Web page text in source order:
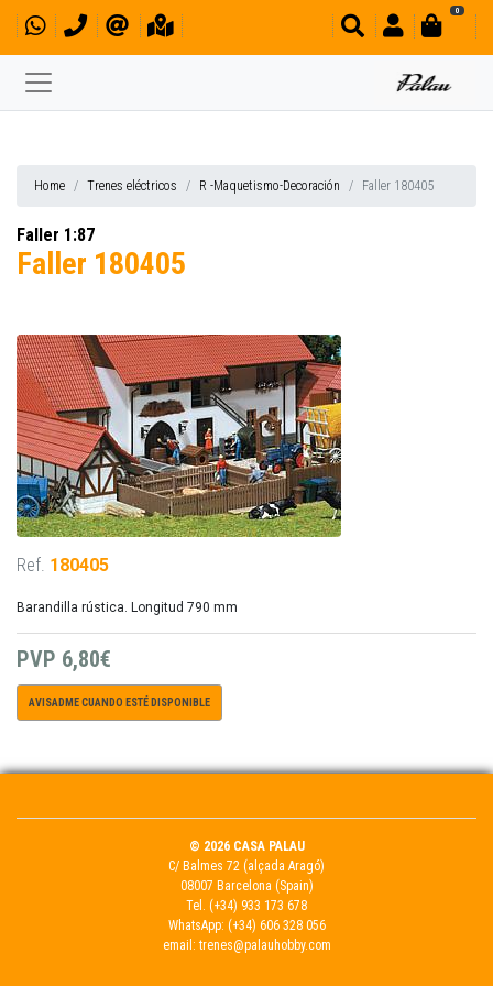
0
Home Trenes eléctricos R -Maquetismo-Decoración Faller 180405
Faller 1:87
Faller 180405
Ref. 180405
Barandilla rústica. Longitud 790 mm
PVP 6,80€
AVISADME CUANDO ESTÉ DISPONIBLE
© 2026 CASA PALAU
C/ Balmes 72 (alçada Aragó)
08007 Barcelona (Spain)
Tel. (+34) 933 173 678
WhatsApp: (+34) 606 328 056
email: trenes@palauhobby.com